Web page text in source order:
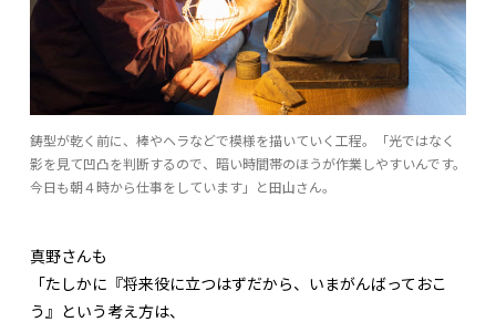
鋳型が乾く前に、棒やヘラなどで模様を描いていく工程。「光ではなく
影を見て凹凸を判断するので、暗い時間帯のほうが作業しやすいんです。
今日も朝４時から仕事をしています」と田山さん。
真野さんも
「たしかに『将来役に立つはずだから、いまがんばっておこ
う』という考え方は、